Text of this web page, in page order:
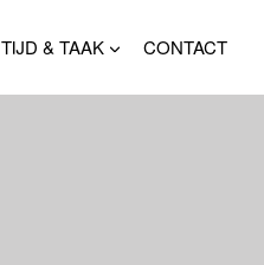
TIJD & TAAK CONTACT